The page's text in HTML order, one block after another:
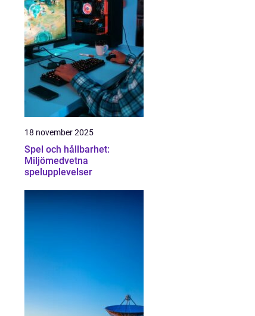
18 november 2025
Spel och hållbarhet:
Miljömedvetna
spelupplevelser